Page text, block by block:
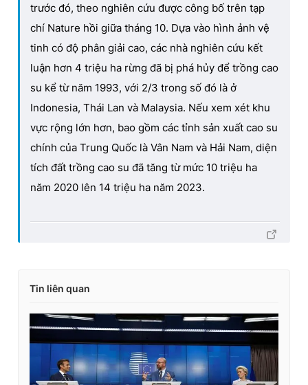
trước đó, theo nghiên cứu được công bố trên tạp
chí Nature hồi giữa tháng 10. Dựa vào hình ảnh vệ
tinh có độ phân giải cao, các nhà nghiên cứu kết
luận hơn 4 triệu ha rừng đã bị phá hủy để trồng cao
su kể từ năm 1993, với 2/3 trong số đó là ở
Indonesia, Thái Lan và Malaysia. Nếu xem xét khu
vực rộng lớn hơn, bao gồm các tỉnh sản xuất cao su
chính của Trung Quốc là Vân Nam và Hải Nam, diện
tích đất trồng cao su đã tăng từ mức 10 triệu ha
năm 2020 lên 14 triệu ha năm 2023.
Tin liên quan